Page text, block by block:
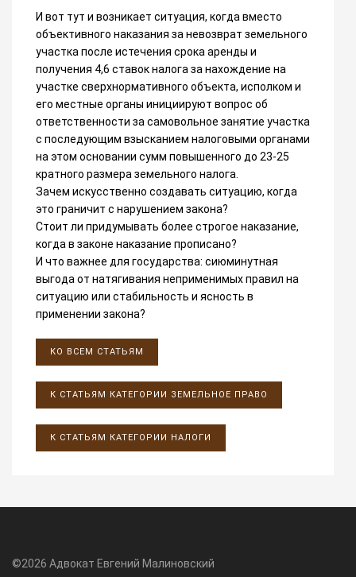
И вот тут и возникает ситуация, когда вместо
объективного наказания за невозврат земельного
участка после истечения срока аренды и
получения 4,6 ставок налога за нахождение на
участке сверхнормативного объекта, исполком и
его местные органы инициируют вопрос об
ответственности за самовольное занятие участка
с последующим взысканием налоговыми органами
на этом основании сумм повышенного до 23-25
кратного размера земельного налога.
Зачем искусственно создавать ситуацию, когда
это граничит с нарушением закона?
Стоит ли придумывать более строгое наказание,
когда в законе наказание прописано?
И что важнее для государства: сиюминутная
выгода от натягивания неприменимых правил на
ситуацию или стабильность и ясность в
применении закона?
КО ВСЕМ СТАТЬЯМ
К СТАТЬЯМ КАТЕГОРИИ ЗЕМЕЛЬНОЕ ПРАВО
К СТАТЬЯМ КАТЕГОРИИ НАЛОГИ
©2026 Адвокат Евгений Малиновский